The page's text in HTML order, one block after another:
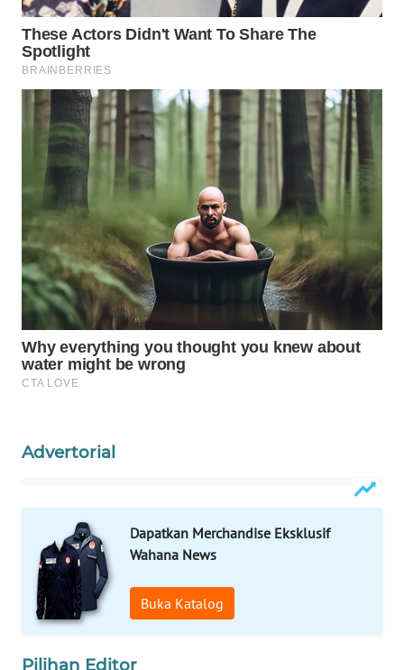
Advertorial
Dapatkan Merchandise Eksklusif
Wahana News
Buka Katalog
Pilihan Editor
WAHANANEWS
WAHANA
SPORT
WAHANA
UMKM
WAHANA
SELEB
WAHANA
PERSONA
OTOMOTIF
WISATA
LAPAK
WAHANA
Wahana